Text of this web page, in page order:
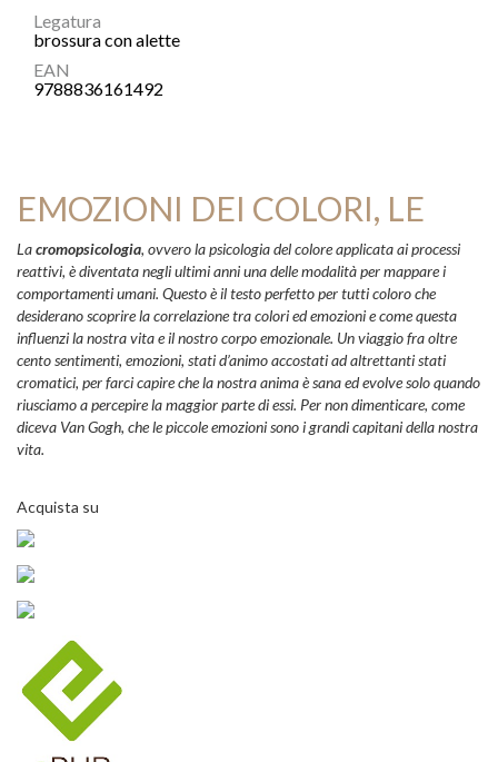
Legatura
brossura con alette
EAN
9788836161492
EMOZIONI DEI COLORI, LE
Lacromopsicologia, ovvero la psicologia del colore applicata ai processi
reattivi, è diventata negli ultimi anni una delle modalità per mappare i
comportamenti umani. Questo è il testo perfetto per tutti coloro che
desiderano scoprire la correlazione tra colori ed emozioni e come questa
influenzi la nostra vita e il nostro corpo emozionale. Un viaggio fra oltre
cento sentimenti, emozioni, stati d’animo accostati ad altrettanti stati
cromatici, per farci capire che la nostra anima è sana ed evolve solo quando
riusciamo a percepire la maggior parte di essi. Per non dimenticare, come
diceva Van Gogh, che le piccole emozioni sono i grandi capitani della nostra
vita.
Acquista su